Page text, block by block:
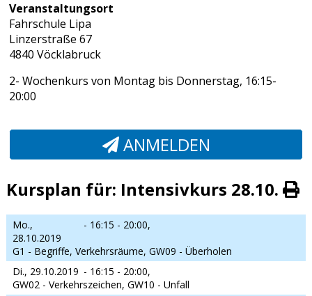
Veranstaltungsort
Fahrschule Lipa
Linzerstraße 67
4840 Vöcklabruck
2- Wochenkurs von Montag bis Donnerstag, 16:15-
20:00
ANMELDEN
Kursplan für: Intensivkurs 28.10.
Mo.,
28.10.2019
- 16:15 - 20:00,
G1 - Begriffe, Verkehrsräume, GW09 - Überholen
Di., 29.10.2019 - 16:15 - 20:00,
GW02 - Verkehrszeichen, GW10 - Unfall